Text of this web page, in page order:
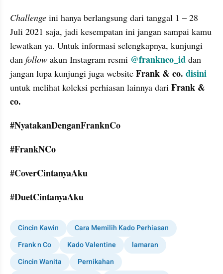
Challenge ini hanya berlangsung dari tanggal 1 – 28
Juli 2021 saja, jadi kesempatan ini jangan sampai kamu
lewatkan ya. Untuk informasi selengkapnya, kunjungi
dan follow akun Instagram resmi @franknco_id dan
jangan lupa kunjungi juga website Frank & co. disini
untuk melihat koleksi perhiasan lainnya dari Frank &
co.
#NyatakanDenganFranknCo
#FrankNCo
#CoverCintanyaAku
#DuetCintanyaAku
Cincin Kawin
Cara Memilih Kado Perhiasan
Frank n Co
Kado Valentine
lamaran
Cincin Wanita
Pernikahan